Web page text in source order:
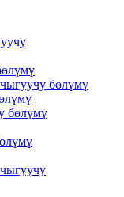
бөлүмү
бөлүмү